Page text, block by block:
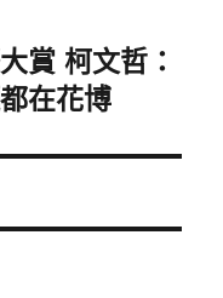
賞 柯文哲：
在花博